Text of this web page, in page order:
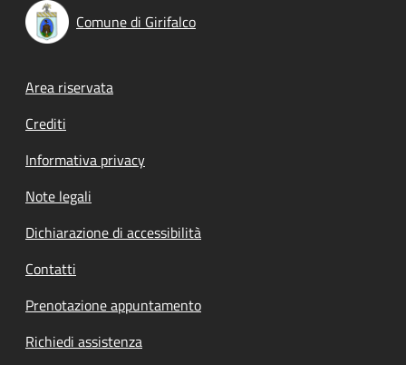
Comune di Girifalco
Footer menu
Area riservata
Crediti
Informativa privacy
Note legali
Dichiarazione di accessibilità
Contatti
Prenotazione appuntamento
Richiedi assistenza